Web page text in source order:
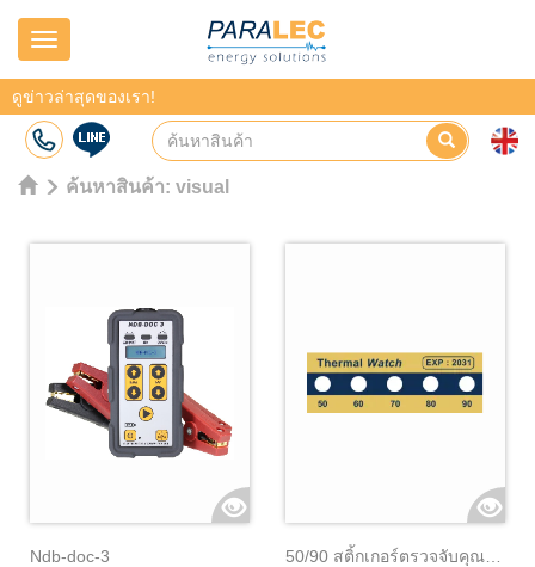
Navigation
ดูข่าวล่าสุดของเรา!
ค้นหาสินค้า: visual
Ndb-doc-3